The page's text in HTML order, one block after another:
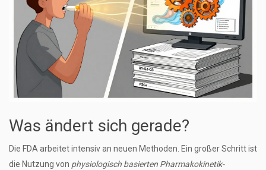
Was ändert sich gerade?
Die FDA arbeitet intensiv an neuen Methoden. Ein großer Schritt ist
die Nutzung von physiologisch basierten Pharmakokinetik-